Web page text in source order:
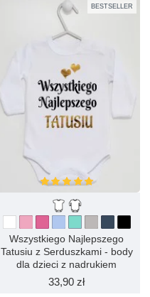
BESTSELLER
Wszystkiego Najlepszego
Tatusiu z Serduszkami - body
dla dzieci z nadrukiem
33,90 zł